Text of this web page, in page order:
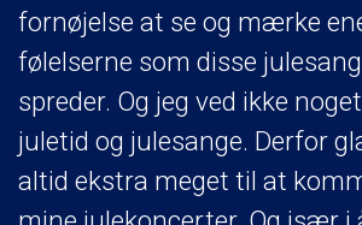
fornøjelse at se og mærke
følelserne som disse
spreder. Og jeg ved ikke
juletid og julesange. Derfor
altid ekstra meget til at